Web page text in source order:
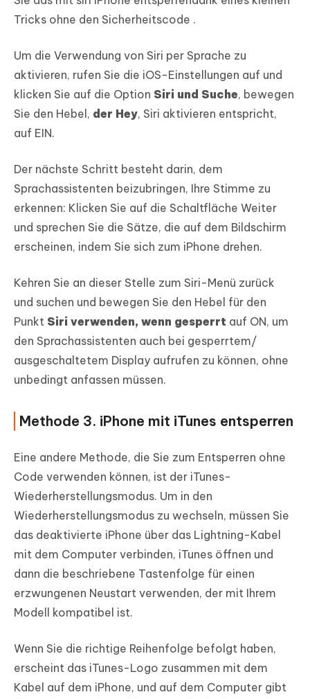
Tricks ohne den Sicherheitscode .
Um die Verwendung von Siri per Sprache zu
aktivieren, rufen Sie die iOS-Einstellungen auf und
klicken Sie auf die Option Siri und Suche, bewegen
Sie den Hebel, der Hey, Siri aktivieren entspricht,
auf EIN.
Der nächste Schritt besteht darin, dem
Sprachassistenten beizubringen, Ihre Stimme zu
erkennen: Klicken Sie auf die Schaltfläche Weiter
und sprechen Sie die Sätze, die auf dem Bildschirm
erscheinen, indem Sie sich zum iPhone drehen.
Kehren Sie an dieser Stelle zum Siri-Menü zurück
und suchen und bewegen Sie den Hebel für den
Punkt Siri verwenden, wenn gesperrt auf ON, um
den Sprachassistenten auch bei gesperrtem/
ausgeschaltetem Display aufrufen zu können, ohne
unbedingt anfassen müssen.
Methode 3. iPhone mit iTunes entsperren
Eine andere Methode, die Sie zum Entsperren ohne
Code verwenden können, ist der iTunes-
Wiederherstellungsmodus. Um in den
Wiederherstellungsmodus zu wechseln, müssen Sie
das deaktivierte iPhone über das Lightning-Kabel
mit dem Computer verbinden, iTunes öffnen und
dann die beschriebene Tastenfolge für einen
erzwungenen Neustart verwenden, der mit Ihrem
Modell kompatibel ist.
Wenn Sie die richtige Reihenfolge befolgt haben,
erscheint das iTunes-Logo zusammen mit dem
Kabel auf dem iPhone, und auf dem Computer gibt